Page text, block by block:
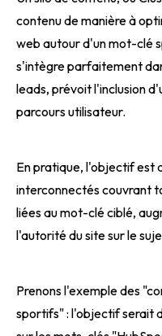
contenu de manière à
web autour d'un mot-clé
s'intègre parfaitement
leads, prévoit l'inclusion
parcours utilisateur.
En pratique, l'objectif est
interconnectés couvrant
liées au mot-clé ciblé,
l'autorité du site sur le
Prenons l'exemple des
sportifs" : l'objectif serait